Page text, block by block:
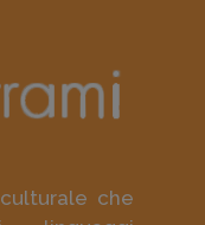
che